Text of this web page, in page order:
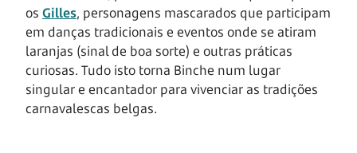
os Gilles, personagens mascarados que participam
em danças tradicionais e eventos onde se atiram
laranjas (sinal de boa sorte) e outras práticas
curiosas. Tudo isto torna Binche num lugar
singular e encantador para vivenciar as tradições
carnavalescas belgas.